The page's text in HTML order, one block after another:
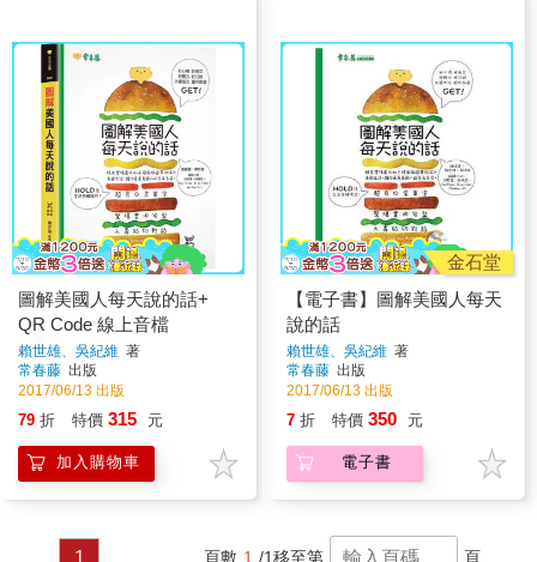
圖解美國人每天說的話+
QR Code 線上音檔
賴世雄、吳紀維 著
常春藤 出版
2017/06/13 出版
79 折 特價 315 元
加入購物車
金石堂
【電子書】圖解美國人每天
說的話
賴世雄、吳紀維 著
常春藤 出版
2017/06/13 出版
7 折 特價 350 元
電子書
1 頁數 1 /1移至第 頁